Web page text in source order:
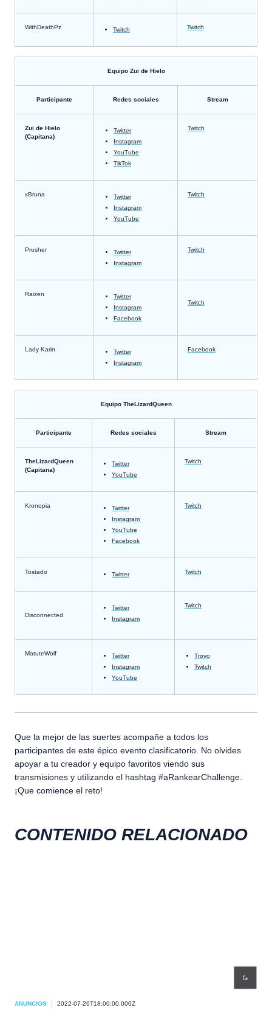
WithDeathPz Twitch Twitch
Equipo Zui de Hielo
Participante Redes sociales Stream
Zui de Hielo
(Capitana)
Twitter
Instagram
YouTube
TikTok
Twitch
xBruna
Twitter
Instagram
YouTube
Twitch
Prusher
Twitter
Instagram
Twitch
Raizen
Twitter
Instagram
Facebook
Twitch
Lady Karin
Twitter
Instagram
Facebook
Equipo TheLizardQueen
Participante Redes sociales Stream
TheLizardQueen
(Capitana)
Twitter
YouTube
Twitch
Kronopia
Twitter
Instagram
YouTube
Facebook
Twitch
Tostado Twitter Twitch
Disconnected
Twitter
Instagram
Twitch
MatuteWolf
Twitter
Instagram
YouTube
Trovo
Twitch
Que la mejor de las suertes acompañe a todos los
participantes de este épico evento clasificatorio. No olvides
apoyar a tu creador y equipo favoritos viendo sus
transmisiones y utilizando el hashtag #aRankearChallenge.
¡Que comience el reto!
CONTENIDO RELACIONADO
ANUNCIOS 2022-07-26T18:00:00.000Z